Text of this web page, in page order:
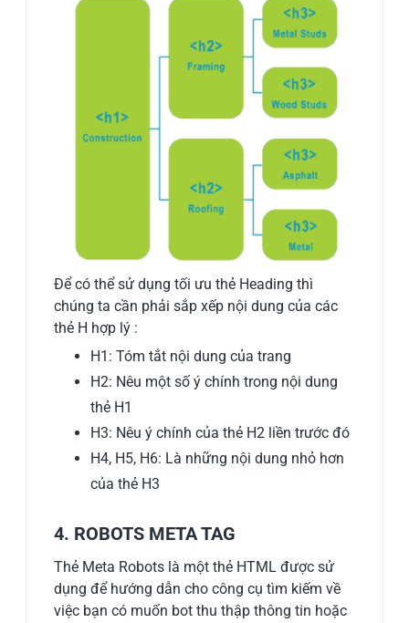
Để có thể sử dụng tối ưu thẻ Heading thì
chúng ta cần phải sắp xếp nội dung của các
thẻ H hợp lý :
H1: Tóm tắt nội dung của trang
H2: Nêu một số ý chính trong nội dung
thẻ H1
H3: Nêu ý chính của thẻ H2 liền trước đó
H4, H5, H6: Là những nội dung nhỏ hơn
của thẻ H3
4. ROBOTS META TAG
Thẻ Meta Robots là một thẻ HTML được sử
dụng để hướng dẫn cho công cụ tìm kiếm về
việc bạn có muốn bot thu thập thông tin hoặc